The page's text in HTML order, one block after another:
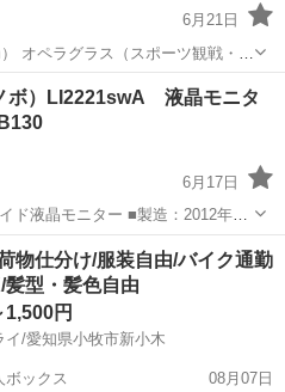
6月21日
オペラグラス（スポーツ観戦・観
鏡
ボ）LI2221swA 液晶モニタ
6月17日
ド液晶モニター ■製造：2012年製
体、純正スタンド、電源ケーブル
（写真に写っているものが全てです） ■状態・動作確認 通電・画...
望遠鏡、顕微鏡
物仕分け/服装自由/バイク通勤
型・髪色自由
円
イ/愛知県小牧市新小木
ボックス
08月07日